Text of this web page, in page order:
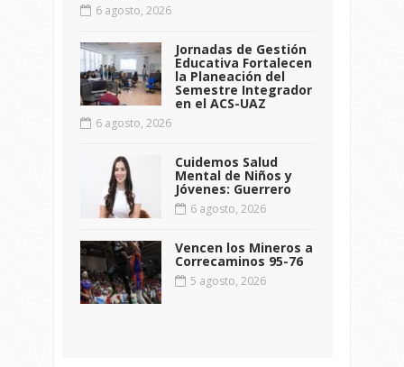
6 agosto, 2026
Jornadas de Gestión
Educativa Fortalecen
la Planeación del
Semestre Integrador
en el ACS-UAZ
6 agosto, 2026
Cuidemos Salud
Mental de Niños y
Jóvenes: Guerrero
6 agosto, 2026
Vencen los Mineros a
Correcaminos 95-76
5 agosto, 2026